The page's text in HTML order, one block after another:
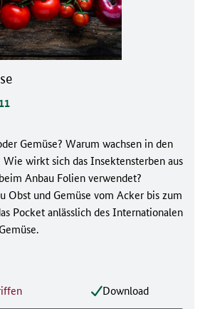
Gemüse? Warum wachsen in den
wirkt sich das Insektensterben aus
Anbau Folien verwendet?
Obst und Gemüse vom Acker bis zum
Pocket anlässlich des Internationalen
Download